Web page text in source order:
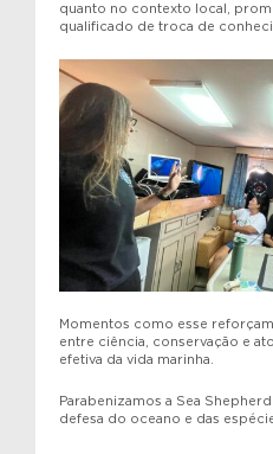
quanto no contexto local,
qualificado de troca de
Momentos como esse
entre ciência, conservação e
efetiva da vida marinha.
Parabenizamos a Sea
defesa do oceano e das